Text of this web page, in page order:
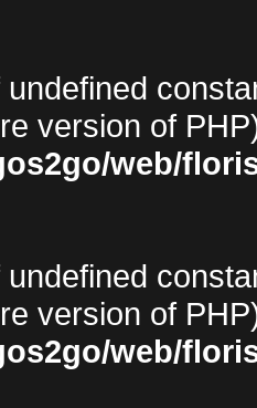
undefined
version of
web/
undefined
version of
web/